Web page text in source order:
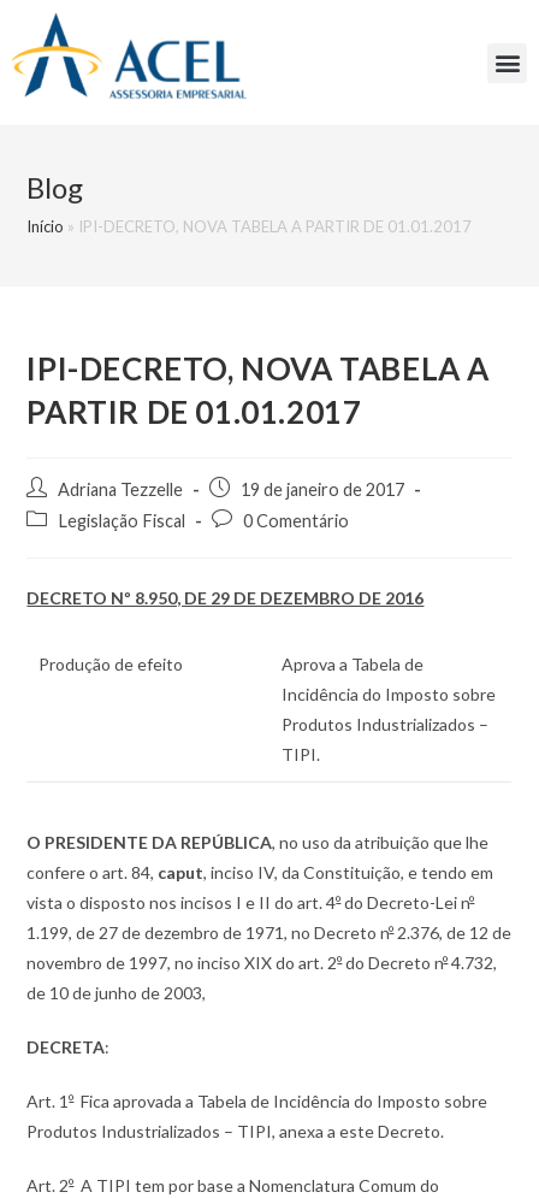
Blog
Início » IPI-DECRETO, NOVA TABELA A PARTIR DE 01.01.2017
IPI-DECRETO, NOVA TABELA A
PARTIR DE 01.01.2017
Adriana Tezzelle
19 de janeiro de 2017
Legislação Fiscal
0 Comentário
DECRETO Nº 8.950, DE 29 DE DEZEMBRO DE 2016
Produção de efeito
Aprova a Tabela de
Incidência do Imposto sobre
Produtos Industrializados –
TIPI.
O PRESIDENTE DA REPÚBLICA, no uso da atribuição que lhe
confere o art. 84, caput, inciso IV, da Constituição, e tendo em
vista o disposto nos incisos I e II do art. 4ºdo Decreto-Lei nº
1.199, de 27 de dezembro de 1971, no Decreto nº2.376, de 12 de
novembro de 1997, no inciso XIX do art. 2ºdo Decreto nº4.732,
de 10 de junho de 2003,
DECRETA:
Art. 1ºFica aprovada a Tabela de Incidência do Imposto sobre
Produtos Industrializados – TIPI, anexa a este Decreto.
Art. 2ºA TIPI tem por base a Nomenclatura Comum do